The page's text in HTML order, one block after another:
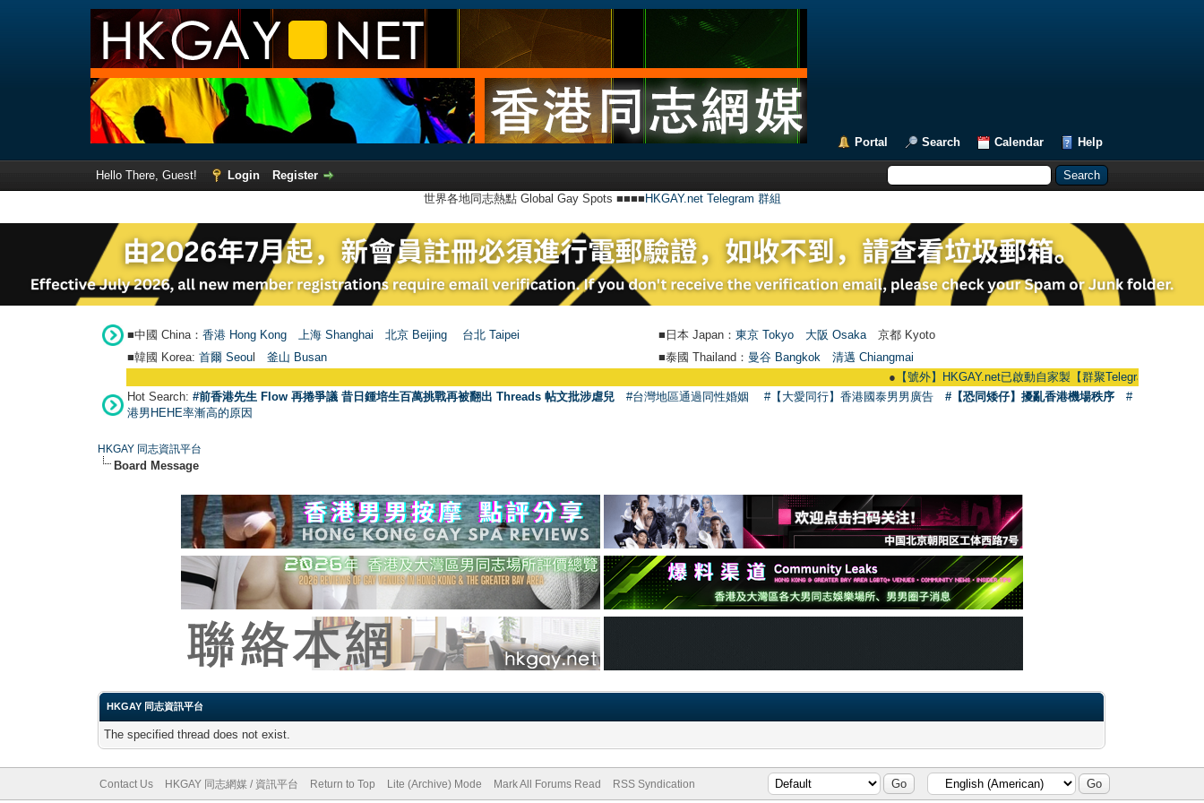
Portal Search Calendar Help
Hello There, Guest! Login
Register
世界各地同志熱點 Global Gay Spots ■■■■ HKGAY.net Telegram 群組
■中國 China： 香港 Hong Kong 上海 Shanghai 北京 Beijing 台北 Taipei ■日本 Japan： 東京 Tokyo 大阪 Osaka 京都 Kyoto
■韓國 Korea: 首爾 Seou 釜山 Busan ■泰國 Thailand： 曼谷 Bangkok
清邁 Chiangmai
【號外】HKGAY.net已啟動自家製【群聚Telegram群組】
Hot Search: #前香港先生 Flow 再捲爭議 昔日鍾培生百萬挑戰再被翻出 Threads 帖文批涉虐兒 #台灣地區通過同性婚姻 #【大愛同行】香港國泰男男廣告 #【恐同矮仔】擾亂香港機場秩序
#
港男HEHE率漸高的原因
HKGAY 同志資訊平台
Board Message
HKGAY 同志資訊平台
The specified thread does not exist.
Contact Us HKGAY 同志網媒 / 資訊平台 Return to Top Lite (Archive) Mode Mark All Forums Read RSS Syndication